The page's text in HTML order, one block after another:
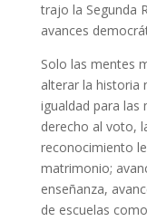
trajo la Segunda
avances
Solo las mentes
alterar la historia
igualdad para las
derecho al voto,
reconocimiento
matrimonio;
enseñanza,
de escuelas